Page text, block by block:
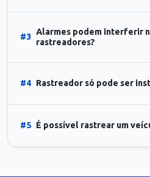
#3
Alarmes podem interferir
rastreadores?
#4 Rastreador só pode ser
#5 É possível rastrear um